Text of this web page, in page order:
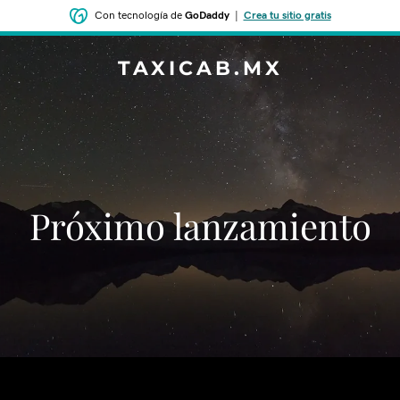
Con tecnología de GoDaddy| Crea tu sitio gratis
TAXICAB.MX
‌‌Próximo lanzamiento